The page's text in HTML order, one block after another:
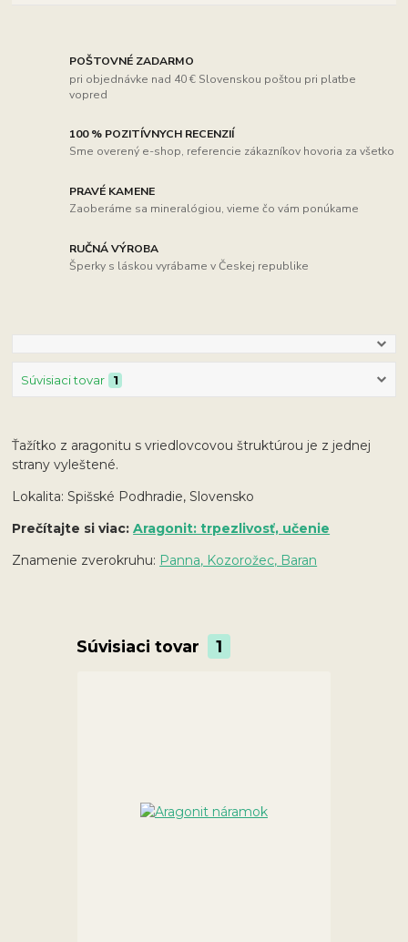
POŠTOVNÉ ZADARMO
pri objednávke nad 40 € Slovenskou poštou pri platbe
vopred
100 % POZITÍVNYCH RECENZIÍ
Sme overený e-shop, referencie zákazníkov hovoria za všetko
PRAVÉ KAMENE
Zaoberáme sa mineralógiou, vieme čo vám ponúkame
RUČNÁ VÝROBA
Šperky s láskou vyrábame v Českej republike
Súvisiaci tovar 1
Ťažítko z aragonitu s vriedlovcovou štruktúrou je z jednej
strany vyleštené.
Lokalita: Spišské Podhradie, Slovensko
Prečítajte si viac:Aragonit: trpezlivosť, učenie
Znamenie zverokruhu: Panna, Kozorožec, Baran
Súvisiaci tovar 1